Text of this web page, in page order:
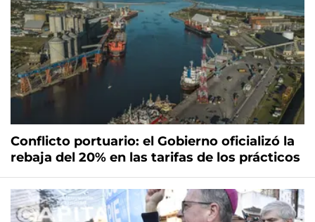
Conflicto portuario: el Gobierno oficializó la
rebaja del 20% en las tarifas de los prácticos